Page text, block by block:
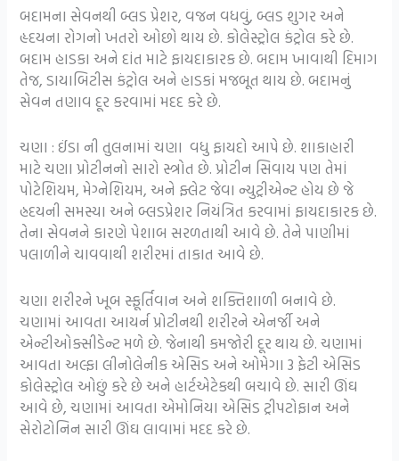
બદામના સેવનથી બ્લડ પ્રેશર, વજન વધવું, બ્લડ શુગર અને
હૃદયના રોગનો ખતરો ઓછો થાય છે. કોલેસ્ટ્રોલ કંટ્રોલ કરે છે.
બદામ હાડકા અને દાંત માટે ફાયદાકારક છે. બદામ ખાવાથી દિમાગ
તેજ, ડાયાબિટીસ કંટ્રોલ અને હાડકાં મજબૂત થાય છે. બદામનું
સેવન તણાવ દૂર કરવામાં મદદ કરે છે.
ચણા : ઈંડા ની તુલનામાં ચણા વધુ ફાયદો આપે છે. શાકાહારી
માટે ચણા પ્રોટીનનો સારો સ્ત્રોત છે. પ્રોટીન સિવાય પણ તેમાં
પોટેશિયમ, મેગ્નેશિયમ, અને ફ્લેટ જેવા ન્યુટ્રીએન્ટ હોય છે જે
હ્રદયની સમસ્યા અને બ્લડપ્રેશર નિયંત્રિત કરવામાં ફાયદાકારક છે.
તેના સેવનને કારણે પેશાબ સરળતાથી આવે છે. તેને પાણીમાં
પલાળીને ચાવવાથી શરીરમાં તાકાત આવે છે.
ચણા શરીરને ખૂબ સ્ફૂર્તિવાન અને શક્તિશાળી બનાવે છે.
ચણામાં આવતા આયર્ન પ્રોટીનથી શરીરને એનર્જી અને
એન્ટીઓક્સીડેન્ટ મળે છે. જેનાથી કમજોરી દૂર થાય છે. ચણામાં
આવતા અલ્ફા લીનોલેનીક એસિડ અને ઓમેગા 3 ફેટી એસિડ
કોલેસ્ટ્રોલ ઓછું કરે છે અને હાર્ટએટેકથી બચાવે છે. સારી ઊંઘ
આવે છે, ચણામાં આવતા એમોનિયા એસિડ ટ્રીપટોફાન અને
સેરોટોનિન સારી ઊંઘ લાવામાં મદદ કરે છે.